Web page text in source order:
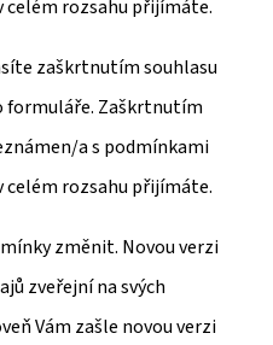
celém rozsahu přijímáte.
zaškrtnutím souhlasu
Zaškrtnutím
a s podmínkami
celém rozsahu přijímáte.
změnit. Novou verzi
zveřejní na svých
Vám zašle novou verzi